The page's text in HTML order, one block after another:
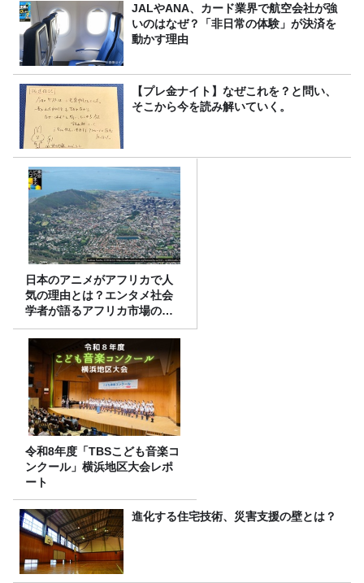
JALやANA、カード業界で航空会社が強
いのはなぜ？「非日常の体験」が決済を
動かす理由
【プレ金ナイト】なぜこれを？と問い、
そこから今を読み解いていく。
日本のアニメがアフリカで人
気の理由とは？エンタメ社会
学者が語るアフリカ市場のリ
アル
令和8年度「TBSこども音楽コ
ンクール」横浜地区大会レポ
ート
進化する住宅技術、災害支援の壁とは？